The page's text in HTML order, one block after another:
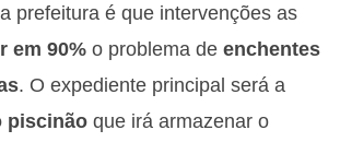
prefeitura é que intervenções as
em 90% o problema de enchentes
. O expediente principal será a
piscinão que irá armazenar o